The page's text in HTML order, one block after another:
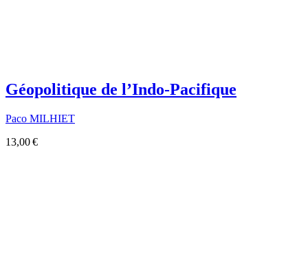
Géopolitique de l’Indo-Pacifique
Paco MILHIET
13,00 €